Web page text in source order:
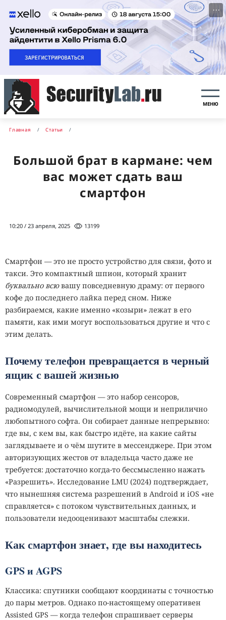
···
МЕНЮ
Главная Статьи
Большой брат в кармане: чем
вас может сдать ваш
смартфон
10:20 / 23 апреля, 2025 13199
Смартфон — это не просто устройство для связи, фото и
такси. Это компактный шпион, который хранит
буквально всювашу повседневную драму: от первого
кофе до последнего лайка перед сном. Ниже
разбираемся, какие именно «козыри» лежат в его
памяти, как ими могут воспользоваться другие и что с
этим делать.
Почему телефон превращается в черный
ящик с вашей жизнью
Современный смартфон — это набор сенсоров,
радиомодулей, вычислительной мощи и неприлично
любопытного софта. Он собирает данные непрерывно:
где вы, с кем вы, как быстро идёте, на какие сайты
заглядываете и о чём шутите в мессенджере. При этом
авторизующих жестов от владельца часто даже не
требуется: достаточно когда‑то бессмысленно нажать
«Разрешить». Исследование LMU (2024) подтверждает,
что нынешняя система разрешений в Android и iOS «не
справляется» с потоком чувствительных данных, и
пользователи недооценивают масштабы слежки.
Как смартфон знает, где вы находитесь
GPS и AGPS
Классика: спутники сообщают координаты с точностью
до пары метров. Однако по‑настоящему оперативен
Assisted GPS — когда телефон спрашивает серверы